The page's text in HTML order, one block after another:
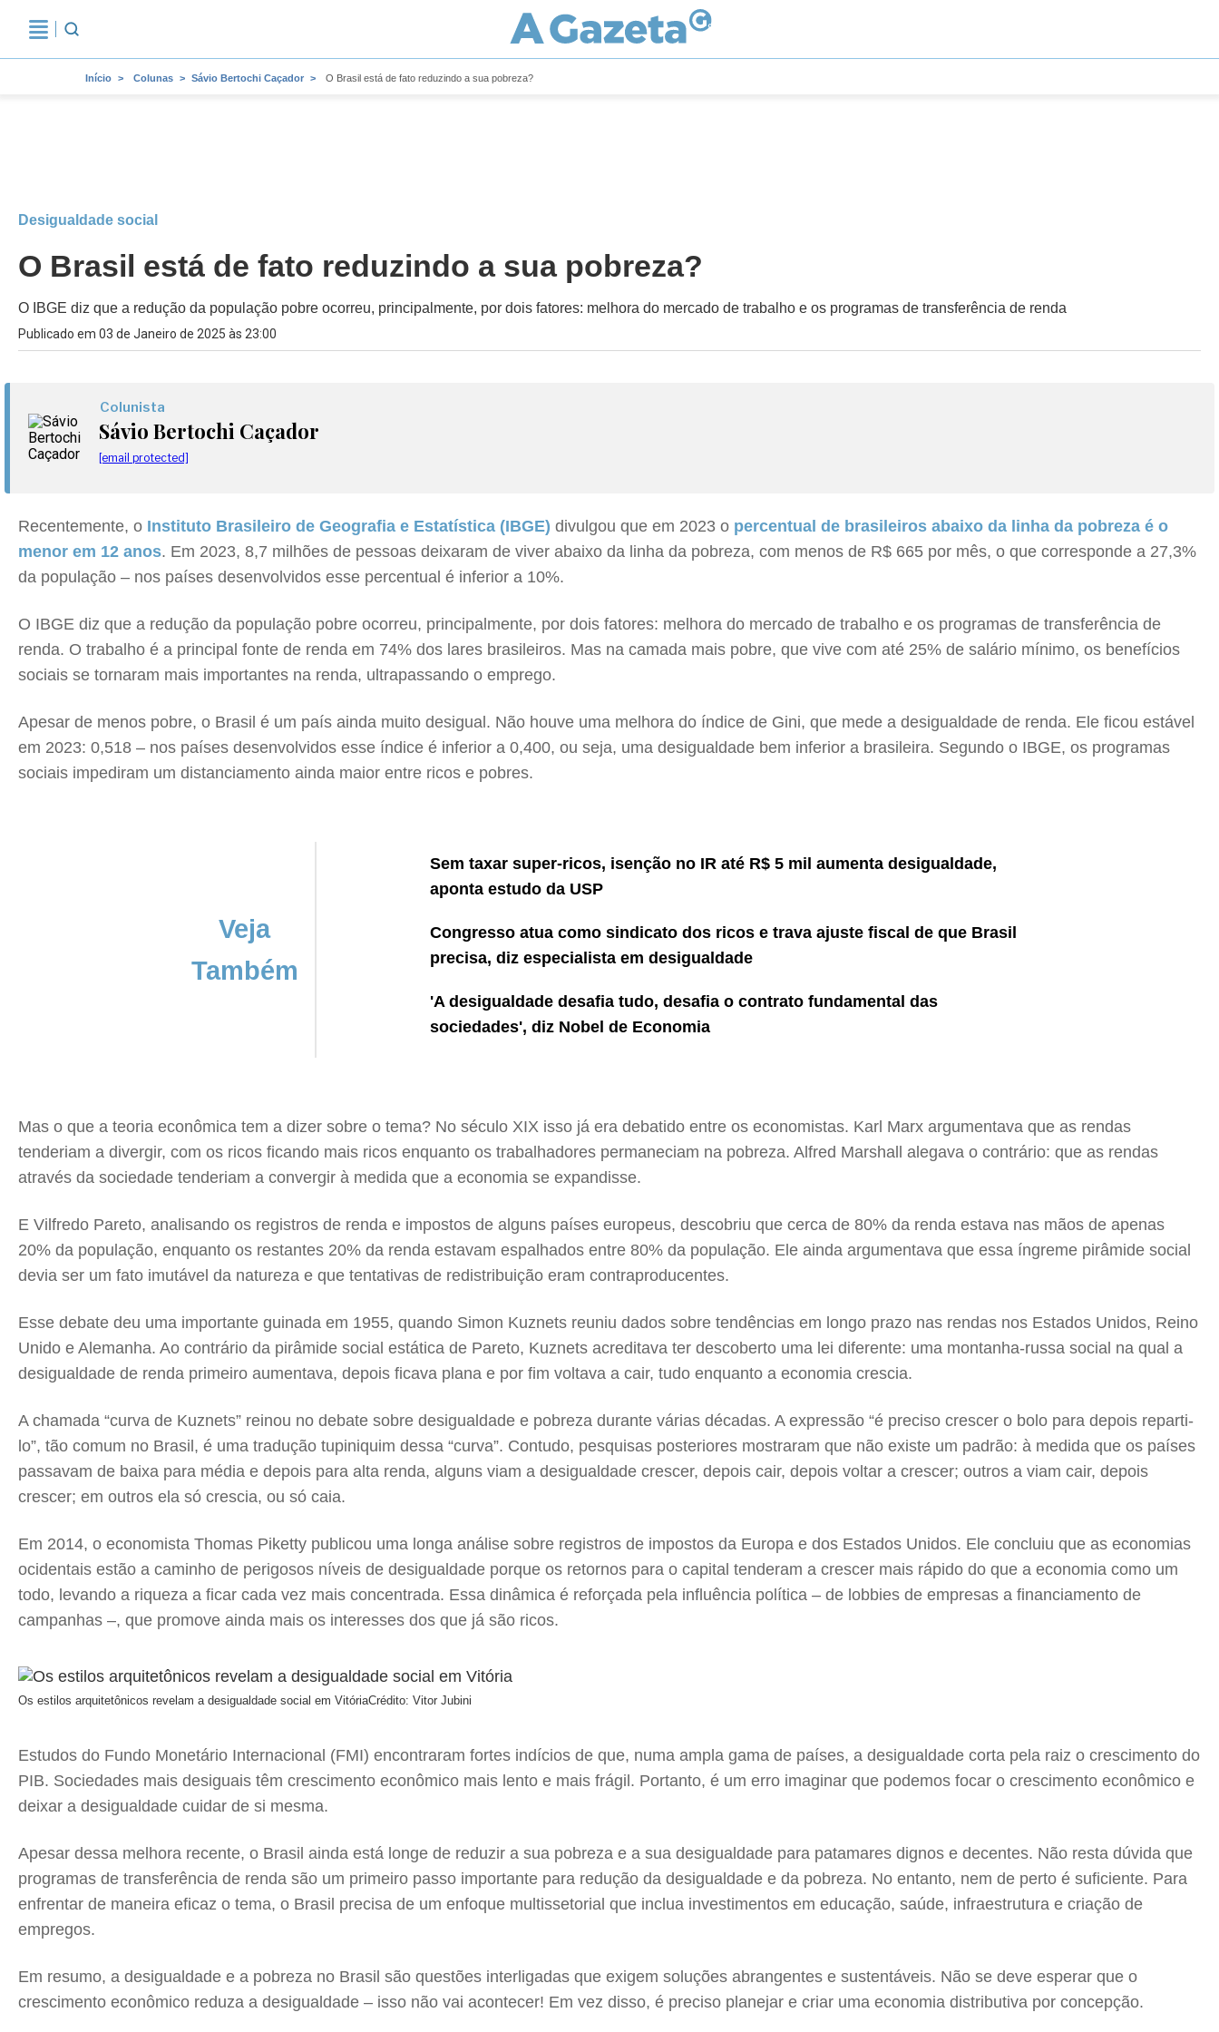
Início Colunas Sávio Bertochi Caçador O Brasil está de fato reduzindo a sua pobreza?
Desigualdade social
O Brasil está de fato reduzindo a sua pobreza?
O IBGE diz que a redução da população pobre ocorreu, principalmente, por dois fatores: melhora do mercado de trabalho e os programas de transferência de renda
Publicado em 03 de Janeiro de 2025 às 23:00
Colunista
Sávio Bertochi Caçador
[email protected]
Recentemente, o Instituto Brasileiro de Geografia e Estatística (IBGE) divulgou que em 2023 o percentual de brasileiros abaixo da linha da pobreza é o
menor em 12 anos. Em 2023, 8,7 milhões de pessoas deixaram de viver abaixo da linha da pobreza, com menos de R$ 665 por mês, o que corresponde a 27,3%
da população – nos países desenvolvidos esse percentual é inferior a 10%.
O IBGE diz que a redução da população pobre ocorreu, principalmente, por dois fatores: melhora do mercado de trabalho e os programas de transferência de
renda. O trabalho é a principal fonte de renda em 74% dos lares brasileiros. Mas na camada mais pobre, que vive com até 25% de salário mínimo, os benefícios
sociais se tornaram mais importantes na renda, ultrapassando o emprego.
Apesar de menos pobre, o Brasil é um país ainda muito desigual. Não houve uma melhora do índice de Gini, que mede a desigualdade de renda. Ele ficou estável
em 2023: 0,518 – nos países desenvolvidos esse índice é inferior a 0,400, ou seja, uma desigualdade bem inferior a brasileira. Segundo o IBGE, os programas
sociais impediram um distanciamento ainda maior entre ricos e pobres.
Veja
Também
Sem taxar super-ricos, isenção no IR até R$ 5 mil aumenta desigualdade,
aponta estudo da USP
Congresso atua como sindicato dos ricos e trava ajuste fiscal de que Brasil
precisa, diz especialista em desigualdade
'A desigualdade desafia tudo, desafia o contrato fundamental das
sociedades', diz Nobel de Economia
Mas o que a teoria econômica tem a dizer sobre o tema? No século XIX isso já era debatido entre os economistas. Karl Marx argumentava que as rendas
tenderiam a divergir, com os ricos ficando mais ricos enquanto os trabalhadores permaneciam na pobreza. Alfred Marshall alegava o contrário: que as rendas
através da sociedade tenderiam a convergir à medida que a economia se expandisse.
E Vilfredo Pareto, analisando os registros de renda e impostos de alguns países europeus, descobriu que cerca de 80% da renda estava nas mãos de apenas
20% da população, enquanto os restantes 20% da renda estavam espalhados entre 80% da população. Ele ainda argumentava que essa íngreme pirâmide social
devia ser um fato imutável da natureza e que tentativas de redistribuição eram contraproducentes.
Esse debate deu uma importante guinada em 1955, quando Simon Kuznets reuniu dados sobre tendências em longo prazo nas rendas nos Estados Unidos, Reino
Unido e Alemanha. Ao contrário da pirâmide social estática de Pareto, Kuznets acreditava ter descoberto uma lei diferente: uma montanha-russa social na qual a
desigualdade de renda primeiro aumentava, depois ficava plana e por fim voltava a cair, tudo enquanto a economia crescia.
A chamada “curva de Kuznets” reinou no debate sobre desigualdade e pobreza durante várias décadas. A expressão “é preciso crescer o bolo para depois reparti-
lo”, tão comum no Brasil, é uma tradução tupiniquim dessa “curva”. Contudo, pesquisas posteriores mostraram que não existe um padrão: à medida que os países
passavam de baixa para média e depois para alta renda, alguns viam a desigualdade crescer, depois cair, depois voltar a crescer; outros a viam cair, depois
crescer; em outros ela só crescia, ou só caia.
Em 2014, o economista Thomas Piketty publicou uma longa análise sobre registros de impostos da Europa e dos Estados Unidos. Ele concluiu que as economias
ocidentais estão a caminho de perigosos níveis de desigualdade porque os retornos para o capital tenderam a crescer mais rápido do que a economia como um
todo, levando a riqueza a ficar cada vez mais concentrada. Essa dinâmica é reforçada pela influência política – de lobbies de empresas a financiamento de
campanhas –, que promove ainda mais os interesses dos que já são ricos.
Os estilos arquitetônicos revelam a desigualdade social em VitóriaCrédito: Vitor Jubini
Estudos do Fundo Monetário Internacional (FMI) encontraram fortes indícios de que, numa ampla gama de países, a desigualdade corta pela raiz o crescimento do
PIB. Sociedades mais desiguais têm crescimento econômico mais lento e mais frágil. Portanto, é um erro imaginar que podemos focar o crescimento econômico e
deixar a desigualdade cuidar de si mesma.
Apesar dessa melhora recente, o Brasil ainda está longe de reduzir a sua pobreza e a sua desigualdade para patamares dignos e decentes. Não resta dúvida que
programas de transferência de renda são um primeiro passo importante para redução da desigualdade e da pobreza. No entanto, nem de perto é suficiente. Para
enfrentar de maneira eficaz o tema, o Brasil precisa de um enfoque multissetorial que inclua investimentos em educação, saúde, infraestrutura e criação de
empregos.
Em resumo, a desigualdade e a pobreza no Brasil são questões interligadas que exigem soluções abrangentes e sustentáveis. Não se deve esperar que o
crescimento econômico reduza a desigualdade – isso não vai acontecer! Em vez disso, é preciso planejar e criar uma economia distributiva por concepção.